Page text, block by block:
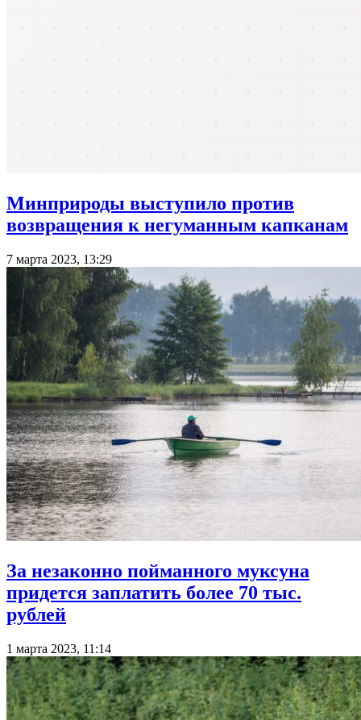
Минприроды выступило против
возвращения к негуманным капканам
7 марта 2023, 13:29
За незаконно пойманного муксуна
придется заплатить более 70 тыс.
рублей
1 марта 2023, 11:14